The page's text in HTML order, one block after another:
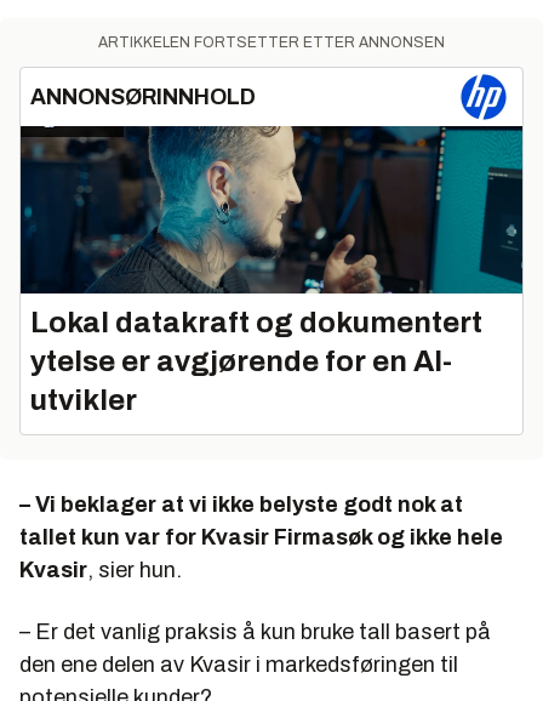
ARTIKKELEN FORTSETTER ETTER ANNONSEN
ANNONSØRINNHOLD
Lokal datakraft og dokumentert
ytelse er avgjørende for en AI-
utvikler
– Vi beklager at vi ikke belyste godt nok at
tallet kun var for Kvasir Firmasøk og ikke hele
Kvasir, sier hun.
– Er det vanlig praksis å kun bruke tall basert på
den ene delen av Kvasir i markedsføringen til